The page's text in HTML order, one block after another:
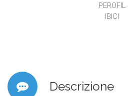
PEROFIL
IBICI
Descrizione